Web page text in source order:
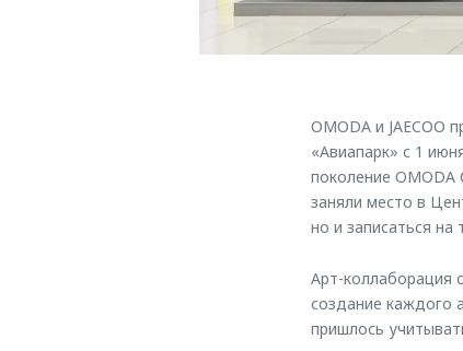
OMODA и JAECOO
«Авиапарк» с 1
поколение OMODA
заняли место в
но и записаться
Арт-коллаборация
создание каждого
пришлось